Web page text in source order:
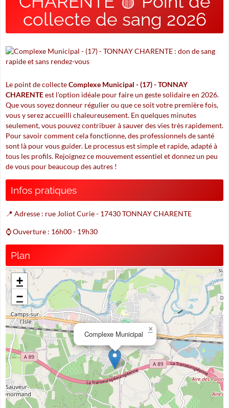
collecte de sang 2026
Le point de collecteComplexe Municipal - (17) - TONNAY
CHARENTEest l'option idéale pour faire un geste solidaire en 2026.
Que vous soyez donneur régulier ou que ce soit votre première fois,
vous y serez accueilli chaleureusement. En quelques minutes
seulement, vous pouvez contribuer à sauver des vies très rapidement.
Pour savoir comment cela fonctionne, des professionnels de santé
sont là pour vous guider. Le processus est simple et rapide, adapté à
tous les profils. Rejoignez ce mouvement essentiel et donnez un peu
de vous pour beaucoup des autres !
Infos pratiques
📍 Adresse : rue Joliot Curie - 17430 TONNAY CHARENTE
⌚ Ouverture : 16h00 - 19h30
Plan
Complexe Municipal
×
+
−